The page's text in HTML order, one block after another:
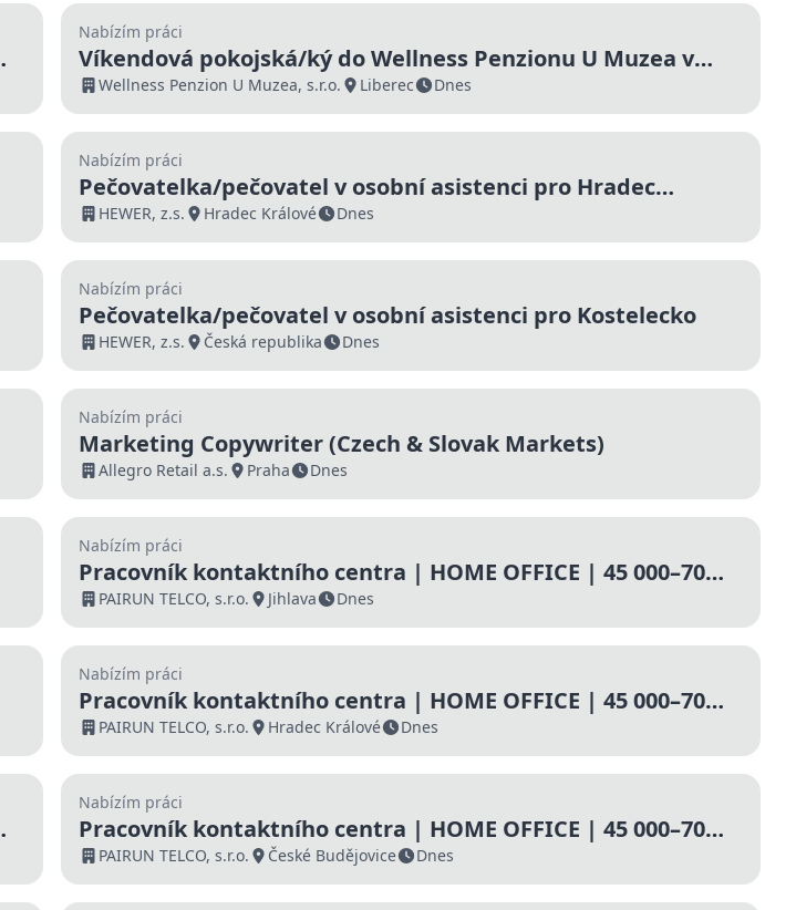
Nabízím práci
Víkendová pokojská/ký do Wellness Penzionu U Muzea v
Liberci
Wellness Penzion U Muzea, s.r.o. Liberec Dnes
Nabízím práci
Pečovatelka/pečovatel v osobní asistenci pro Hradec
Králové
HEWER, z.s. Hradec Králové Dnes
Nabízím práci
Pečovatelka/pečovatel v osobní asistenci pro Kostelecko
HEWER, z.s. Česká republika Dnes
Nabízím práci
Marketing Copywriter (Czech & Slovak Markets)
Allegro Retail a.s. Praha Dnes
Nabízím práci
Pracovník kontaktního centra | HOME OFFICE | 45 000–70
000 Kč | Nástup ihned
PAIRUN TELCO, s.r.o. Jihlava Dnes
Nabízím práci
Pracovník kontaktního centra | HOME OFFICE | 45 000–70
000 Kč | Nástup ihned
PAIRUN TELCO, s.r.o. Hradec Králové Dnes
Nabízím práci
Pracovník kontaktního centra | HOME OFFICE | 45 000–70
000 Kč | Nástup ihned
PAIRUN TELCO, s.r.o. České Budějovice Dnes